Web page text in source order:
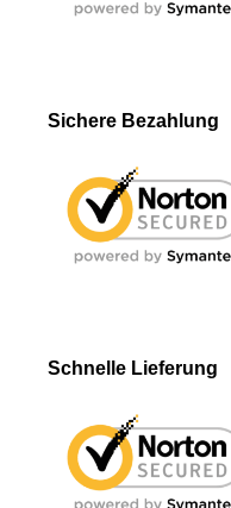
Sichere Bezahlung
Schnelle Lieferung